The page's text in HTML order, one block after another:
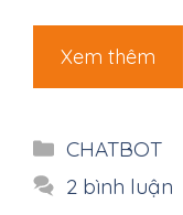
Xem thêm
Danh
mục
CHATBOT
2 bình luận